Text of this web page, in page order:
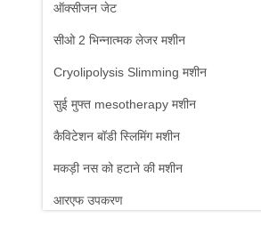
ऑक्सीजन जेट
सीओ 2 भिन्नात्मक लेजर मशीन
Cryolipolysis Slimming मशीन
सुई मुफ्त mesotherapy मशीन
कैविटेशन बॉडी स्लिमिंग मशीन
मकड़ी नस को हटाने की मशीन
आरएफ उपकरण